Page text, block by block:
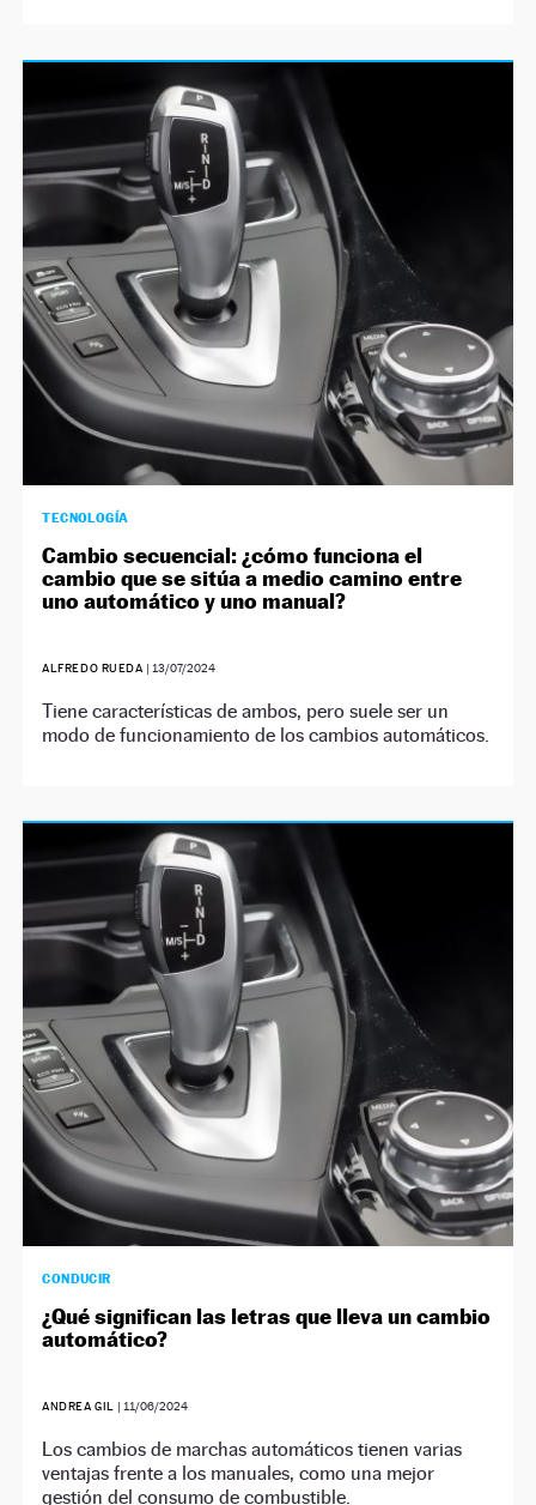
TECNOLOGÍA
Cambio secuencial: ¿cómo funciona el
cambio que se sitúa a medio camino entre
uno automático y uno manual?
ALFREDO RUEDA | 13/07/2024
Tiene características de ambos, pero suele ser un
modo de funcionamiento de los cambios automáticos.
CONDUCIR
¿Qué significan las letras que lleva un cambio
automático?
ANDREA GIL | 11/06/2024
Los cambios de marchas automáticos tienen varias
ventajas frente a los manuales, como una mejor
gestión del consumo de combustible.